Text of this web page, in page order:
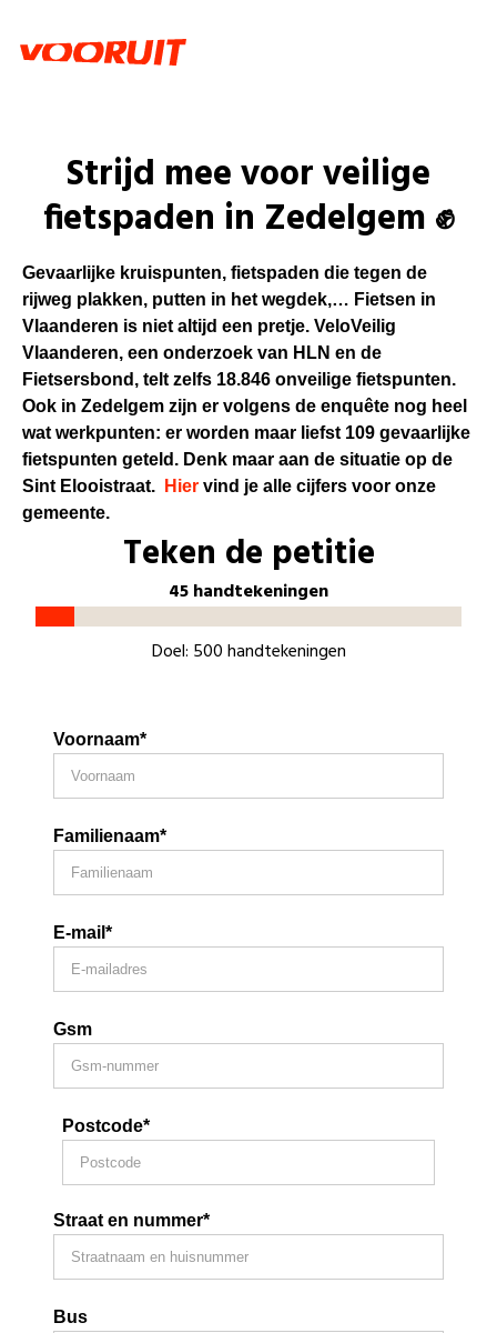
Strijd mee voor veilige
fietspaden in Zedelgem ✊
Gevaarlijke kruispunten, fietspaden die tegen de
rijweg plakken, putten in het wegdek,… Fietsen in
Vlaanderen is niet altijd een pretje. VeloVeilig
Vlaanderen, een onderzoek van HLN en de
Fietsersbond, telt zelfs 18.846 onveilige fietspunten.
Ook in Zedelgem zijn er volgens de enquête nog heel
wat werkpunten: er worden maar liefst 109 gevaarlijke
fietspunten geteld. Denk maar aan de situatie op de
Sint Elooistraat.
Hier vind je alle cijfers voor onze
gemeente.
Teken de petitie
45 handtekeningen
Doel: 500 handtekeningen
Voornaam*
Familienaam*
E-mail*
Gsm
Postcode*
Straat en nummer*
Bus